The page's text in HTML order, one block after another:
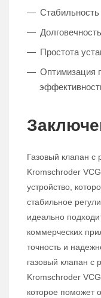
Простота
Оптимизация
Газовый клапан с
Kromschroder
устройство,
стабильное
идеально
коммерческих
точность и
газовый клапан с
Kromschroder
которое поможет